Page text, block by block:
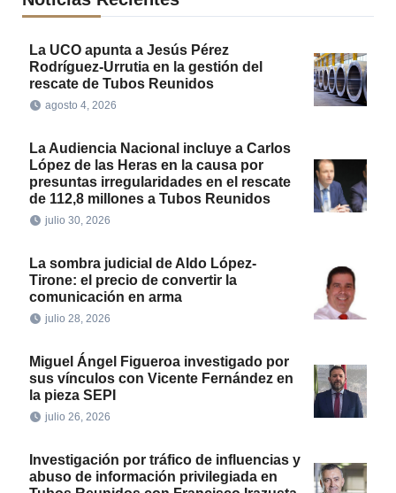
La UCO apunta a Jesús Pérez
Rodríguez-Urrutia en la gestión del
rescate de Tubos Reunidos
agosto 4, 2026
La Audiencia Nacional incluye a Carlos
López de las Heras en la causa por
presuntas irregularidades en el rescate
de 112,8 millones a Tubos Reunidos
julio 30, 2026
La sombra judicial de Aldo López-
Tirone: el precio de convertir la
comunicación en arma
julio 28, 2026
Miguel Ángel Figueroa investigado por
sus vínculos con Vicente Fernández en
la pieza SEPI
julio 26, 2026
Investigación por tráfico de influencias y
abuso de información privilegiada en